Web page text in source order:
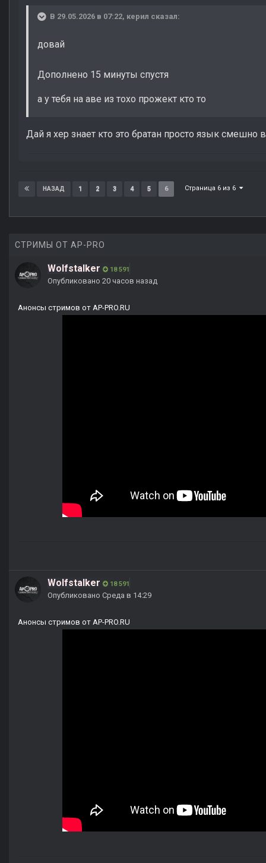
В 29.05.2026 в 07:22, керил сказал:
довай
Дополнено 15 минуты спустя
а у тебя на аве из тохо прожект кто то
Дай я хер знает кто это братан просто язык смешно
НАЗАД 1 2 3 4 5 6 Страница 6 из 6
СТРИМЫ ОТ AP-PRO
Wolfstalker 18 591
Опубликовано 20 часов назад
Анонсы стримов от AP-PRO.RU
Wolfstalker 18 591
Опубликовано Среда в 14:29
Анонсы стримов от AP-PRO.RU